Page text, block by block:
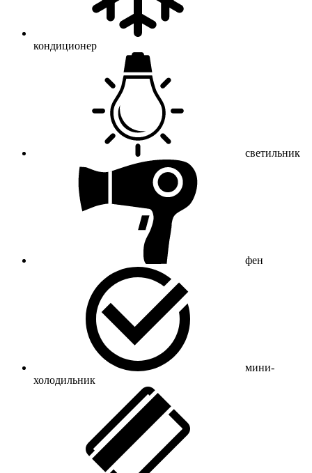
кондиционер
светильник
фен
мини-
холодильник